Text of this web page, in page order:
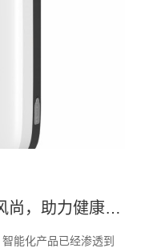
尚，助力健康生
能化产品已经渗透到